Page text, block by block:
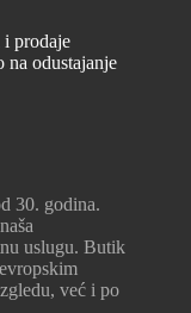
prodaje
na odustajanje
30. godina.
uslugu. Butik
već i po